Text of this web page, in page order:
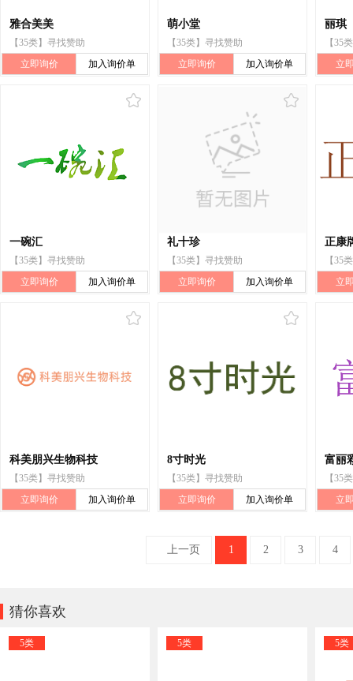
雅合美美
【35类】寻找赞助
立即询价
加入询价单
萌小堂
【35类】寻找赞助
立即询价
加入询价单
丽琪
【35
立
一碗汇
【35类】寻找赞助
立即询价
加入询价单
礼十珍
【35类】寻找赞助
立即询价
加入询价单
正康
【35
立
科美朋兴生物科技
【35类】寻找赞助
立即询价
加入询价单
8寸时光
【35类】寻找赞助
立即询价
加入询价单
富丽
【35
立
上一页 1 2 3 4
猜你喜欢
5类 5类 5类